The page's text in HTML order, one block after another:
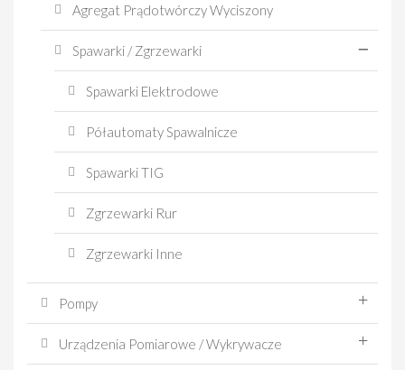
Agregat Prądotwórczy Wyciszony
Spawarki / Zgrzewarki
Spawarki Elektrodowe
Półautomaty Spawalnicze
Spawarki TIG
Zgrzewarki Rur
Zgrzewarki Inne
Pompy
Urządzenia Pomiarowe / Wykrywacze